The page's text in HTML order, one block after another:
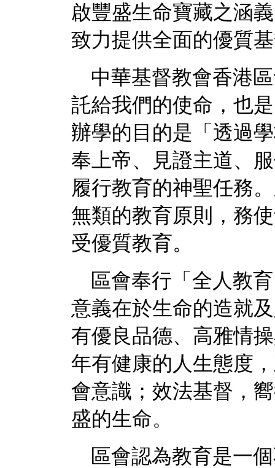
啟豐盛生命寶藏之涵
致力提供全面的優質
中華基督教會香港
託給我們的使命，也
辦學的目的是「透過
奉上帝、見證主道、
履行教育的神聖任務
無類的教育原則，務
受優質教育。
區會奉行「全人教
意義在於生命的造就
有優良品德、高雅情
年有健康的人生態度
會意識；效法基督，
盛的生命。
區會認為教育是一